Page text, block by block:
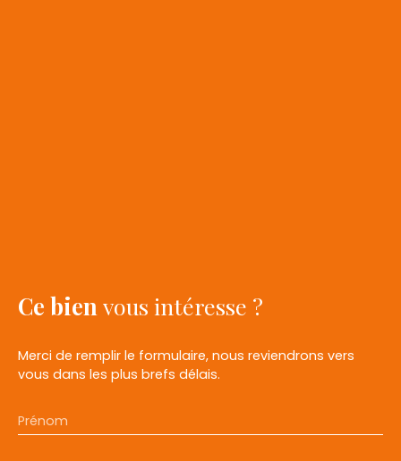
Ce bien vous intéresse ?
Merci de remplir le formulaire, nous reviendrons vers
vous dans les plus brefs délais.
Prénom